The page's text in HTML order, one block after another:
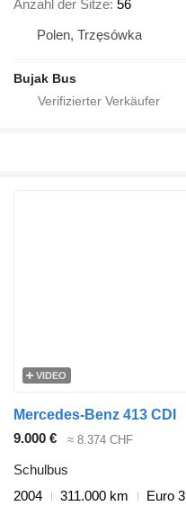
Anzahl der Sitze 56
Polen, Trzęsówka
Bujak Bus
VIDEO
Mercedes-Benz 413 CDI
9.000 €
≈ 8.374 CHF
Schulbus
2004
311.000 km
Euro 3